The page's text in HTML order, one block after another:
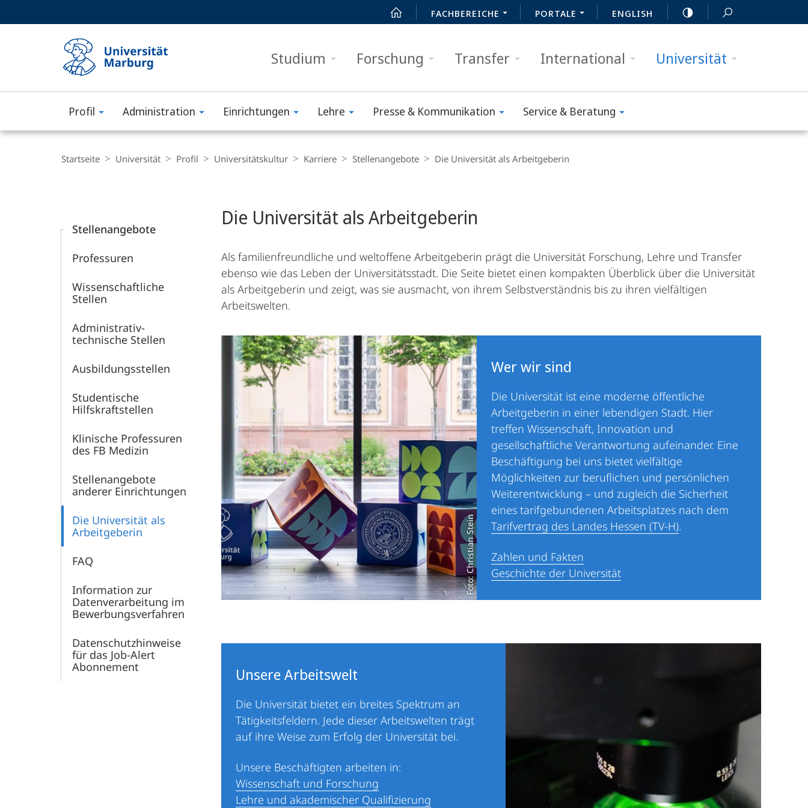
FACHBEREICHE PORTALE ENGLISH
Studium Forschung Transfer International Universität
Philipps-
Universität
Marburg
Profil Administration Einrichtungen Lehre Presse & Kommunikation Service & Beratung
Navigation
Startseite Universität Profil Universitäts­kultur Karriere Stellenangebote Die Universität als Arbeitgeberin
Stellenangebote
Professuren
Wissenschaftliche
Stellen
Administrativ-
technische Stellen
Ausbildungsstellen
Studentische
Hilfskraftstellen
Klinische Professuren
des FB Medizin
Stellenangebote
anderer Einrichtungen
Die Universität als
Arbeitgeberin
FAQ
Information zur
Datenverarbeitung im
Bewerbungsverfahren
Datenschutzhinweise
für das Job-Alert
Abonnement
Die Universität als Arbeitgeberin
Als familienfreundliche und weltoffene Arbeitgeberin prägt die Universität Forschung, Lehre und Transfer
ebenso wie das Leben der Universitätsstadt. Die Seite bietet einen kompakten Überblick über die Universität
als Arbeitgeberin und zeigt, was sie ausmacht, von ihrem Selbstverständnis bis zu ihren vielfältigen
Arbeitswelten.
Foto: Christian Stein
Wer wir sind
Die Universität ist eine moderne öffentliche
Arbeitgeberin in einer lebendigen Stadt. Hier
treffen Wissenschaft, Innovation und
gesellschaftliche Verantwortung aufeinander. Eine
Beschäftigung bei uns bietet vielfältige
Möglichkeiten zur beruflichen und persönlichen
Weiterentwicklung – und zugleich die Sicherheit
eines tarifgebundenen Arbeitsplatzes nach dem
Tarifvertrag des Landes Hessen (TV‑H).
Zahlen und Fakten
Geschichte der Universität
Unsere Arbeitswelt
Die Universität bietet ein breites Spektrum an
Tätigkeitsfeldern. Jede dieser Arbeitswelten trägt
auf ihre Weise zum Erfolg der Universität bei.
Unsere Beschäftigten arbeiten in:
Wissenschaft und Forschung
Lehre und akademischer Qualifizierung